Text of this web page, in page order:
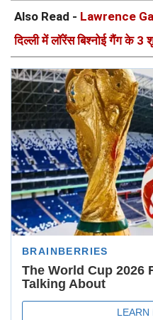
Also Read - Lawrence
दिल्ली में लॉरेंस बिश्नोई गैंग के